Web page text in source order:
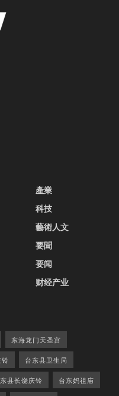
產業
科技
藝術人文
要聞
要闻
财经产业
东海龙门天圣宫
台东县卫生局
县长饶庆铃 台东妈祖庙